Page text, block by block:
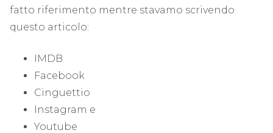
fatto riferimento mentre stavamo scrivendo
questo articolo:
IMDB
Facebook
Cinguettio
Instagram e
Youtube